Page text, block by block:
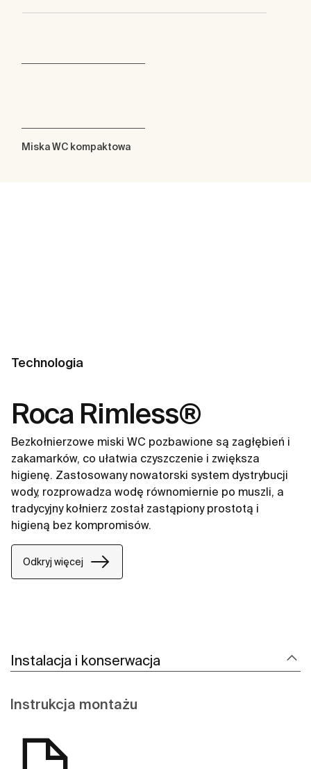
Miska WC kompaktowa
Technologia
Roca Rimless®
Bezkołnierzowe miski WC pozbawione są zagłębień i
zakamarków, co ułatwia czyszczenie i zwiększa
higienę. Zastosowany nowatorski system dystrybucji
wody, rozprowadza wodę równomiernie po muszli, a
tradycyjny kołnierz został zastąpiony prostotą i
higieną bez kompromisów.
Odkryj więcej
Instalacja i konserwacja
Instrukcja montażu